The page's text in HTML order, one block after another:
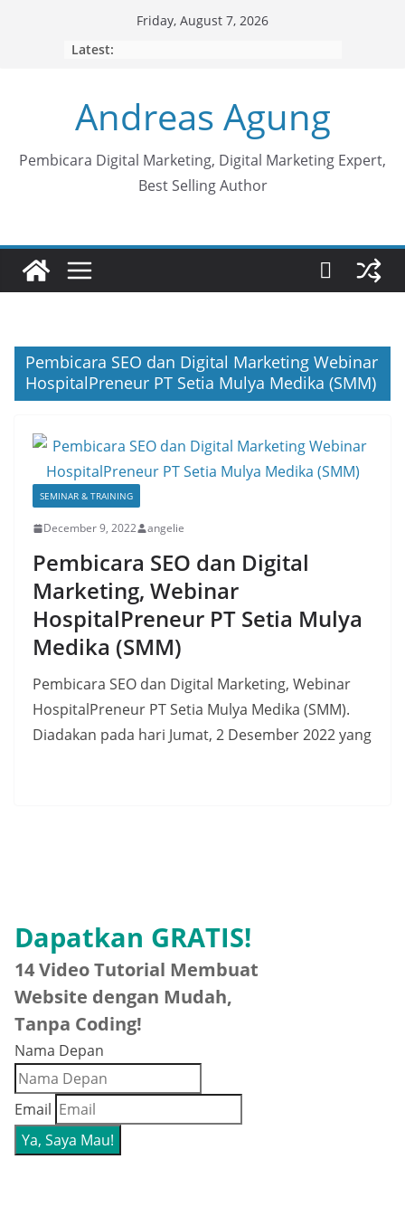
Friday, August 7, 2026
Latest:
Andreas Agung
Pembicara Digital Marketing, Digital Marketing Expert,
Best Selling Author
Pembicara SEO dan Digital Marketing Webinar
HospitalPreneur PT Setia Mulya Medika (SMM)
SEMINAR & TRAINING
December 9, 2022 angelie
Pembicara SEO dan Digital
Marketing, Webinar
HospitalPreneur PT Setia Mulya
Medika (SMM)
Pembicara SEO dan Digital Marketing, Webinar
HospitalPreneur PT Setia Mulya Medika (SMM).
Diadakan pada hari Jumat, 2 Desember 2022 yang
Dapatkan GRATIS!
14 Video Tutorial Membuat
Website dengan Mudah,
Tanpa Coding!
Nama Depan
Email